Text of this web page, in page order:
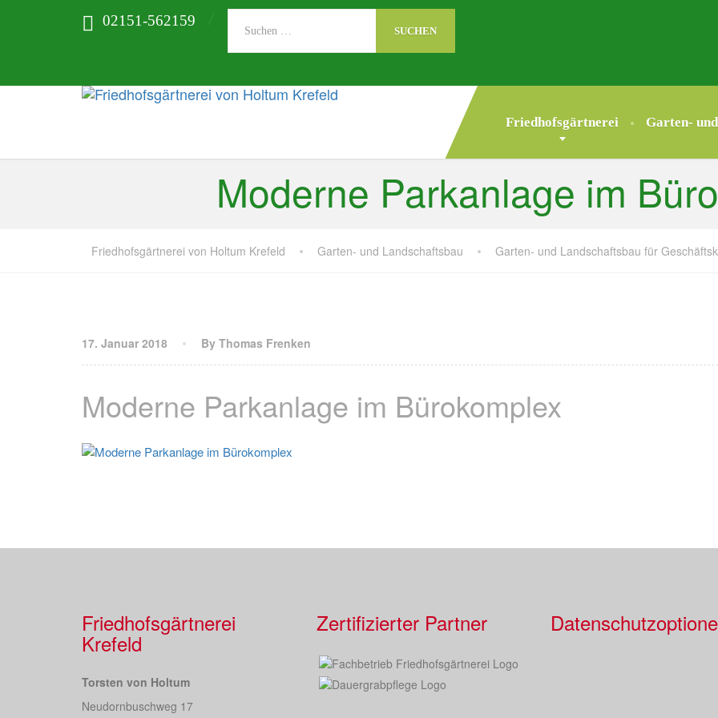
02151-562159
Friedhofsgärtnerei Garten-
Moderne Parkanlage im
Friedhofsgärtnerei von Holtum Krefeld Garten- und Landschaftsbau Garten- und Landschaftsbau für
17. Januar 2018 By Thomas Frenken
Moderne Parkanlage im Bürokomplex
Friedhofsgärtnerei
Krefeld
Torsten von Holtum
Neudornbuschweg 17
Zertifizierter Partner